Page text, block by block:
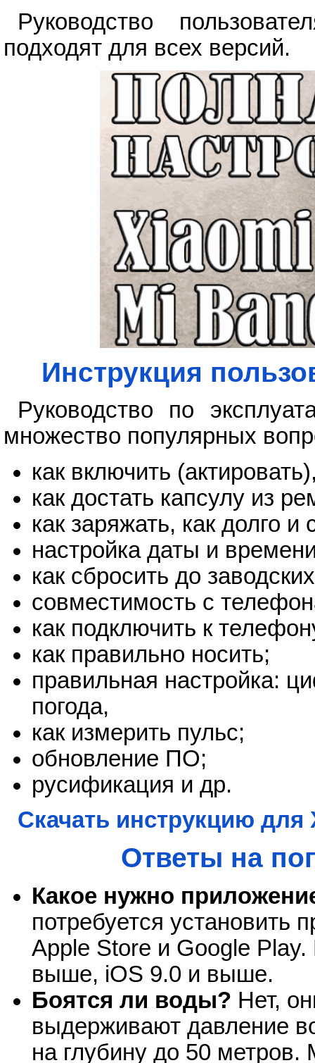
Руководство
подходят для всех версий.
Инструкция
Руководство по
множество популярных
как включить
как достать капсулу из
как заряжать, как долго и
настройка даты и
как сбросить до
совместимость с
как подключить к
как правильно носить;
правильная настройка:
погода,
как измерить пульс;
обновление ПО;
русификация и др.
Скачать инструкцию для
Ответы на
Какое нужно
потребуется установить
Apple Store и Google
выше, iOS 9.0 и выше.
Боятся ли воды? Нет,
выдерживают давление
на глубину до 50